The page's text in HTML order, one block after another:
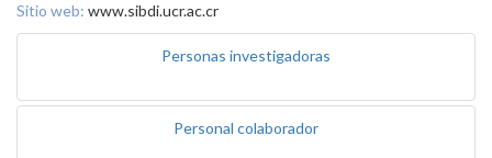
Sitio web: www.sibdi.ucr.ac.cr
Personas investigadoras
Personal colaborador